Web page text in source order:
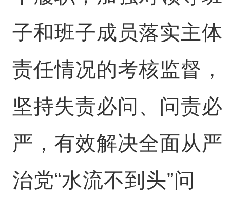
子和班子成员落实主体
责任情况的考核监督，
坚持失责必问、问责必
严，有效解决全面从严
治党“水流不到头”问